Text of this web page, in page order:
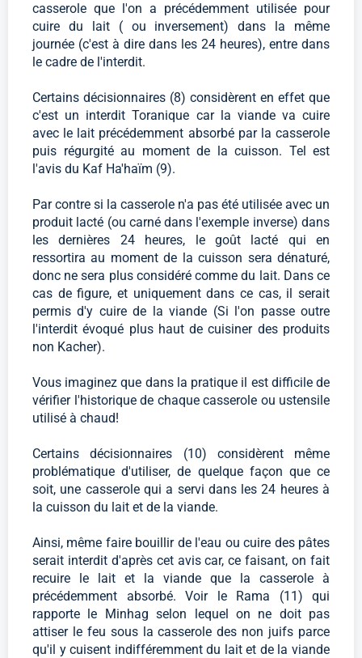
casserole que l'on a précédemment utilisée pour
cuire du lait ( ou inversement) dans la même
journée (c'est à dire dans les 24 heures), entre dans
le cadre de l'interdit.
Certains décisionnaires (8) considèrent en effet que
c'est un interdit Toranique car la viande va cuire
avec le lait précédemment absorbé par la casserole
puis régurgité au moment de la cuisson. Tel est
l'avis du Kaf Ha'haïm (9).
Par contre si la casserole n'a pas été utilisée avec un
produit lacté (ou carné dans l'exemple inverse) dans
les dernières 24 heures, le goût lacté qui en
ressortira au moment de la cuisson sera dénaturé,
donc ne sera plus considéré comme du lait. Dans ce
cas de figure, et uniquement dans ce cas, il serait
permis d'y cuire de la viande (Si l'on passe outre
l'interdit évoqué plus haut de cuisiner des produits
non Kacher).
Vous imaginez que dans la pratique il est difficile de
vérifier l'historique de chaque casserole ou ustensile
utilisé à chaud!
Certains décisionnaires (10) considèrent même
problématique d'utiliser, de quelque façon que ce
soit, une casserole qui a servi dans les 24 heures à
la cuisson du lait et de la viande.
Ainsi, même faire bouillir de l'eau ou cuire des pâtes
serait interdit d'après cet avis car, ce faisant, on fait
recuire le lait et la viande que la casserole à
précédemment absorbé. Voir le Rama (11) qui
rapporte le Minhag selon lequel on ne doit pas
attiser le feu sous la casserole des non juifs parce
qu'il y cuisent indifféremment du lait et de la viande